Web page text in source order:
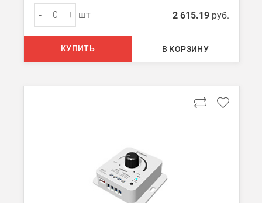
Доставка до ТК от 7000 руб. БЕСПЛАТНО.
Подробнее обоплате и доставке
- + шт 2 615.19 руб.
КУПИТЬ В КОРЗИНУ